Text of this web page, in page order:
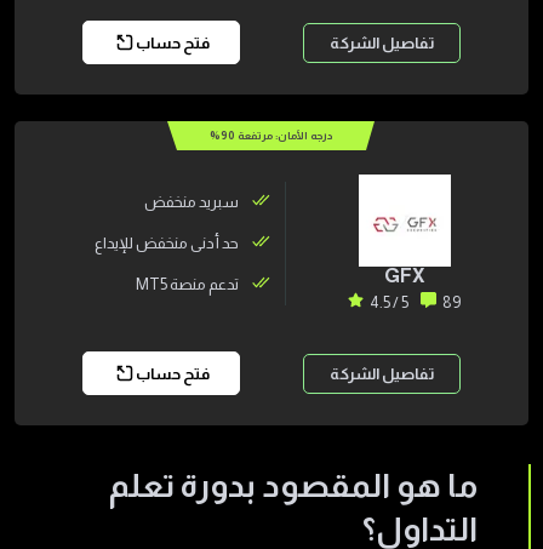
فتح حساب تفاصيل الشركة
درجه الأمان: مرتفعة 90
%
GFX
89
5 / 4.5
سبريد منخفض
حد أدنى منخفض للإيداع
تدعم منصة MT5
فتح حساب تفاصيل الشركة
ما هو المقصود بدورة تعلم
التداول؟